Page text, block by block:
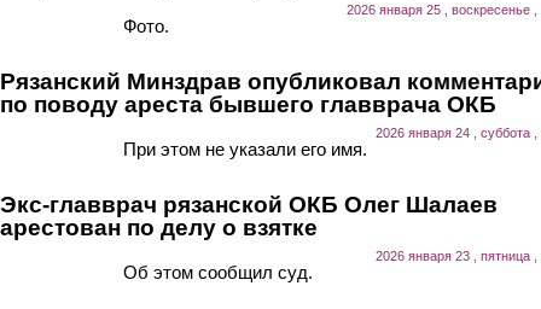
2026 января 25 , воскресенье ,
Фото.
Рязанский Минздрав опубликовал
по поводу ареста бывшего главврача ОКБ
2026 января 24 , суббота ,
При этом не указали его имя.
Экс-главврач рязанской ОКБ Олег Шалаев
арестован по делу о взятке
2026 января 23 , пятница ,
Об этом сообщил суд.